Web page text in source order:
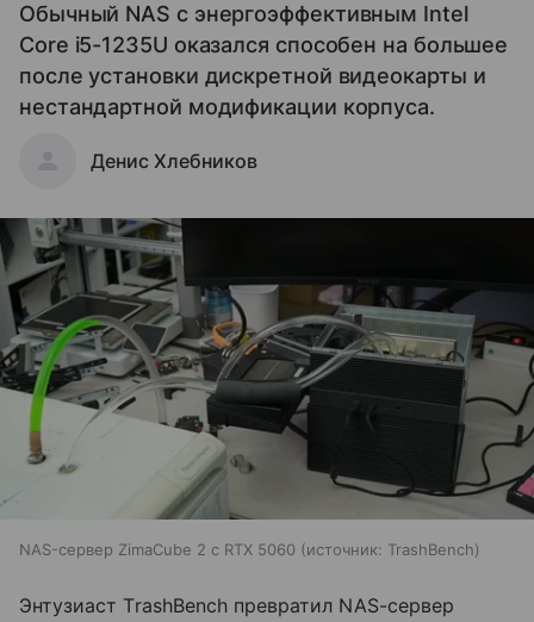
Обычный NAS с энергоэффективным Intel
Core i5-1235U оказался способен на большее
после установки дискретной видеокарты и
нестандартной модификации корпуса.
Денис Хлебников
NAS-сервер ZimaCube 2 с RTX 5060 источник: TrashBench
Энтузиаст TrashBench превратил NAS-сервер